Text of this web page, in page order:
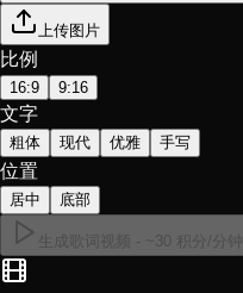
上传图片
比例
16:9 9:16
文字
粗体 现代 优雅 手写
位置
居中 底部
生成歌词视频 - ~30 积分/分钟